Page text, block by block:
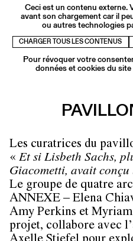
Ceci est un contenu externe.
avant son chargement car il
ou autres technologies
CHARGER TOUS LES CONTENUS
Pour révoquer votre
données et cookies du
Les curatrices du
« Et si Lisbeth Sachs,
Giacometti, avait conçu
Le groupe de quatre
ANNEXE – Elena
Amy Perkins et
projet, collabore avec